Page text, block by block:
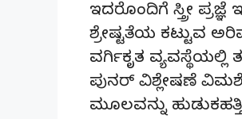
ಇದರೊಂದಿಗೆ ಸ್ತ್ರೀ
ಶ್ರೇಷ್ಟತೆಯ ಕಟ್ಟುವ
ವರ್ಗಿಕೃತ
ಪುನರ್ ವಿಶ್ಲೇಷಣೆ
ಮೂಲವನ್ನು